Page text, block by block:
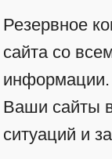
Резервное
сайта со
информации.
Ваши сайты
ситуаций и